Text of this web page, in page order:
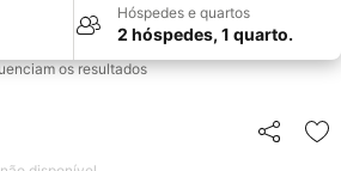
Hóspedes e quartos
2 hóspedes, 1 quarto.
os resultados
Partilhar